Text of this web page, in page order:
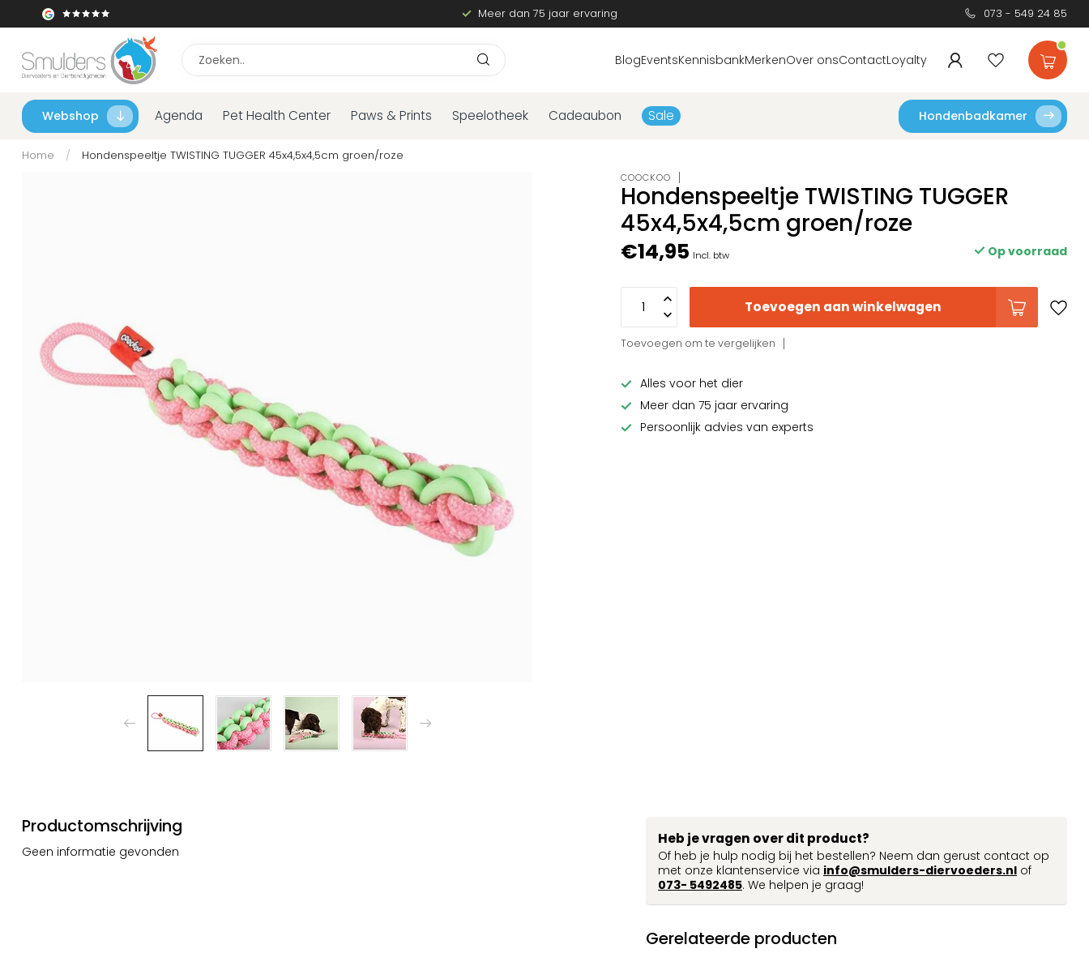
Meer dan 75 jaar ervaring 073 - 549 24 85
BlogEventsKennisbankMerkenOver onsContactLoyalty
Webshop Agenda Pet Health Center Paws & Prints Speelotheek Cadeaubon Sale Hondenbadkamer
Home / Hondenspeeltje TWISTING TUGGER 45x4,5x4,5cm groen/roze
COOCKOO
Hondenspeeltje TWISTING TUGGER
45x4,5x4,5cm groen/roze
€14,95 Incl. btw Op voorraad
Toevoegen aan winkelwagen
Toevoegen om te vergelijken
Alles voor het dier
Meer dan 75 jaar ervaring
Persoonlijk advies van experts
Productomschrijving
Geen informatie gevonden
Heb je vragen over dit product?
Of heb je hulp nodig bij het bestellen? Neem dan gerust contact op
met onze klantenservice via info@smulders-diervoeders.nl of
073- 5492485. We helpen je graag!
Gerelateerde producten